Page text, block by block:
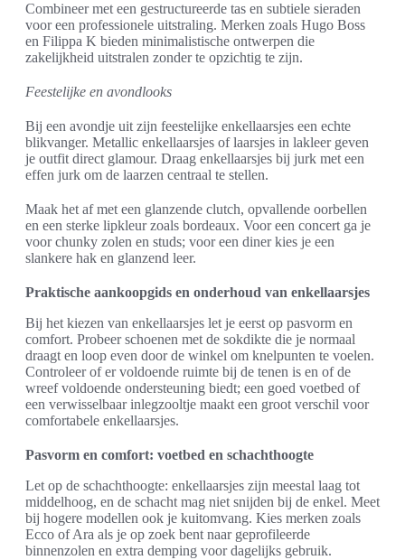
Combineer met een gestructureerde tas en subtiele sieraden
voor een professionele uitstraling. Merken zoals Hugo Boss
en Filippa K bieden minimalistische ontwerpen die
zakelijkheid uitstralen zonder te opzichtig te zijn.
Feestelijke en avondlooks
Bij een avondje uit zijn feestelijke enkellaarsjes een echte
blikvanger. Metallic enkellaarsjes of laarsjes in lakleer geven
je outfit direct glamour. Draag enkellaarsjes bij jurk met een
effen jurk om de laarzen centraal te stellen.
Maak het af met een glanzende clutch, opvallende oorbellen
en een sterke lipkleur zoals bordeaux. Voor een concert ga je
voor chunky zolen en studs; voor een diner kies je een
slankere hak en glanzend leer.
Praktische aankoopgids en onderhoud van enkellaarsjes
Bij het kiezen van enkellaarsjes let je eerst op pasvorm en
comfort. Probeer schoenen met de sokdikte die je normaal
draagt en loop even door de winkel om knelpunten te voelen.
Controleer of er voldoende ruimte bij de tenen is en of de
wreef voldoende ondersteuning biedt; een goed voetbed of
een verwisselbaar inlegzooltje maakt een groot verschil voor
comfortabele enkellaarsjes.
Pasvorm en comfort: voetbed en schachthoogte
Let op de schachthoogte: enkellaarsjes zijn meestal laag tot
middelhoog, en de schacht mag niet snijden bij de enkel. Meet
bij hogere modellen ook je kuitomvang. Kies merken zoals
Ecco of Ara als je op zoek bent naar geprofileerde
binnenzolen en extra demping voor dagelijks gebruik.